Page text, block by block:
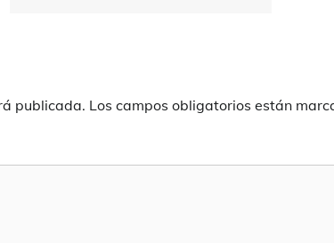
publicada. Los campos obligatorios están